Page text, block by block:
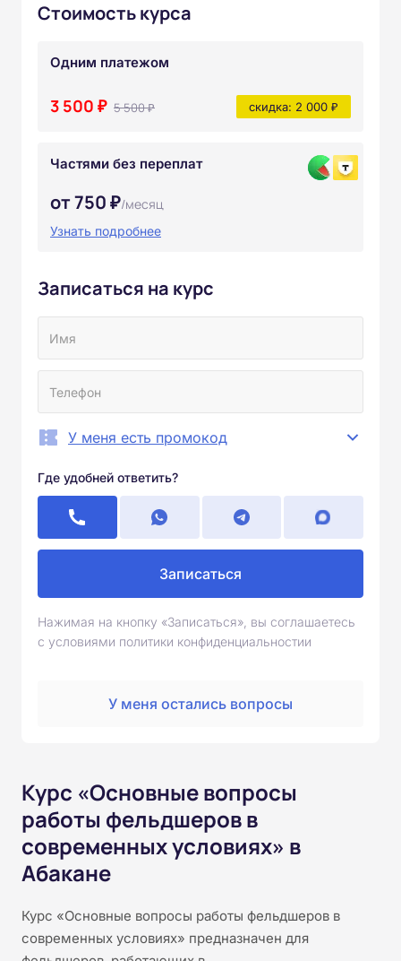
Стоимость курса
Одним платежом
3 500 ₽ 5 500 ₽ скидка: 2 000 ₽
Частями без переплат
от 750 ₽/месяц
Узнать подробнее
Записаться на курс
У меня есть промокод
Где удобней ответить?
Записаться
Нажимая на кнопку «Записаться», вы соглашаетесь
с условиями политики конфиденциальностии
У меня остались вопросы
Курс «Основные вопросы
работы фельдшеров в
современных условиях» в
Абакане
Курс «Основные вопросы работы фельдшеров в
современных условиях» предназначен для